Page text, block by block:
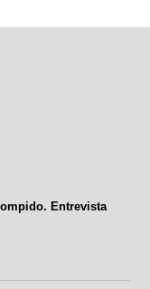
Entrevista